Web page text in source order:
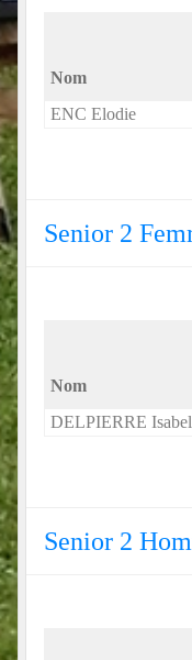
Nom
ENC Elodie
Senior 2
Nom
DELPIERRE
Senior 2